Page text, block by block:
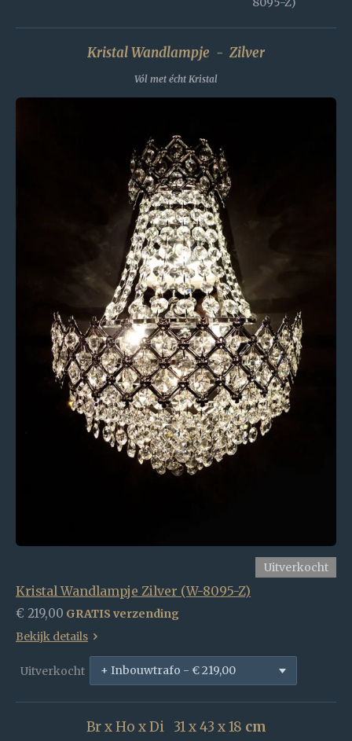
Kristal Wandlampje - Zilver
Vól met écht Kristal
Uitverkocht
Kristal Wandlampje Zilver (W-8095-Z)
€ 219,00 GRATIS verzending
Bekijk details
Uitverkocht
Br x Ho x Di 31 x 43 x 18 cm